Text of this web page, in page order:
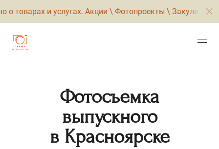
и услугах. Акции \ Фотопроекты \ Закулисье и
Фотосъемка
выпускного
в Красноярске